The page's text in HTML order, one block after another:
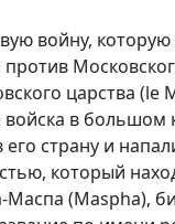
войну,
царства (le
войска в большом
его страну и
который
(Maspha),